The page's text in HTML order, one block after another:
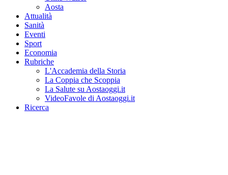
Aosta
Attualità
Sanità
Eventi
Sport
Economia
Rubriche
L'Accademia della Storia
La Coppia che Scoppia
La Salute su Aostaoggi.it
VideoFavole di Aostaoggi.it
Ricerca